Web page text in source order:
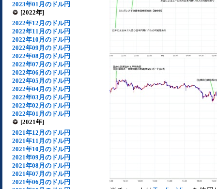
2023年01月のドル円
[2022年]
2022年12月のドル円
2022年11月のドル円
2022年10月のドル円
2022年09月のドル円
2022年08月のドル円
2022年07月のドル円
2022年06月のドル円
2022年05月のドル円
2022年04月のドル円
2022年03月のドル円
2022年02月のドル円
2022年01月のドル円
[2021年]
2021年12月のドル円
2021年11月のドル円
2021年10月のドル円
2021年09月のドル円
2021年08月のドル円
2021年07月のドル円
2021年06月のドル円